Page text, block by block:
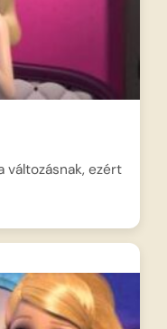
változásnak, ezért